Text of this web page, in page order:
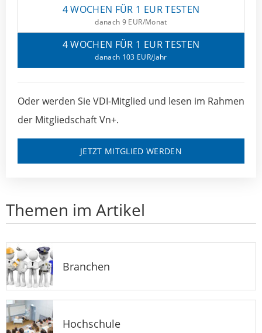
4 WOCHEN FÜR 1 EUR TESTEN
danach 9 EUR/Monat
4 WOCHEN FÜR 1 EUR TESTEN
danach 103 EUR/Jahr
Oder werden Sie VDI-Mitglied und lesen im Rahmen
der Mitgliedschaft Vn+.
JETZT MITGLIED WERDEN
Themen im Artikel
Branchen
Hochschule